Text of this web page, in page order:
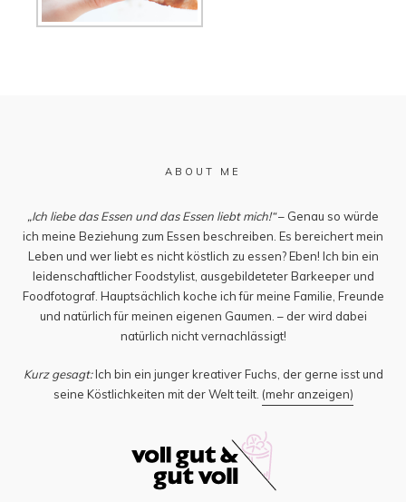
ABOUT ME
„Ich liebe das Essen und das Essen liebt mich!“– Genau so würde
ich meine Beziehung zum Essen beschreiben. Es bereichert mein
Leben und wer liebt es nicht köstlich zu essen? Eben! Ich bin ein
leidenschaftlicher Foodstylist, ausgebildeteter Barkeeper und
Foodfotograf. Hauptsächlich koche ich für meine Familie, Freunde
und natürlich für meinen eigenen Gaumen. – der wird dabei
natürlich nicht vernachlässigt!
Kurz gesagt:Ich bin ein junger kreativer Fuchs, der gerne isst und
seine Köstlichkeiten mit der Welt teilt. (mehr anzeigen)